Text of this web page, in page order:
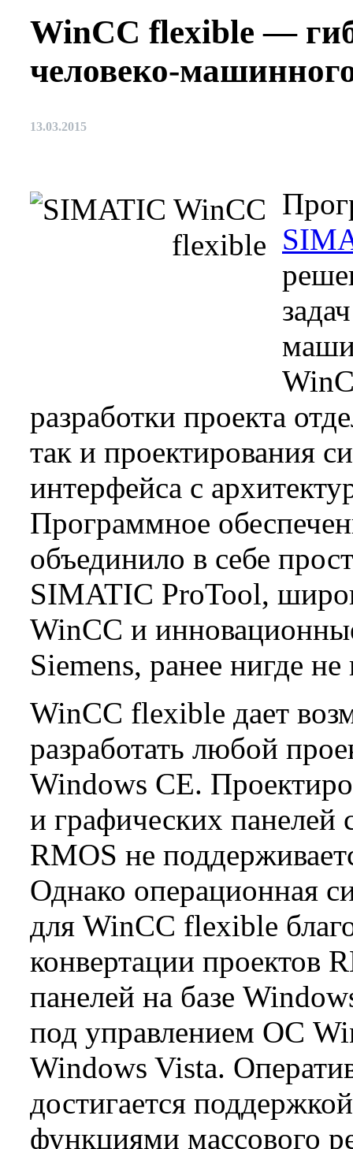
WinCC flexible —
человеко-
13.03.2015
разработки проекта
так и проектирования
интерфейса с
Программное
объединило в себе
SIMATIC ProTool,
WinCC и
Siemens, ранее нигде
WinCC flexible дает
разработать любой
Windows CE.
и графических панелей
RMOS не
Однако операционная
для WinCC flexible
конвертации проектов
панелей на базе
под управлением ОС
Windows Vista.
достигается
функциями массового